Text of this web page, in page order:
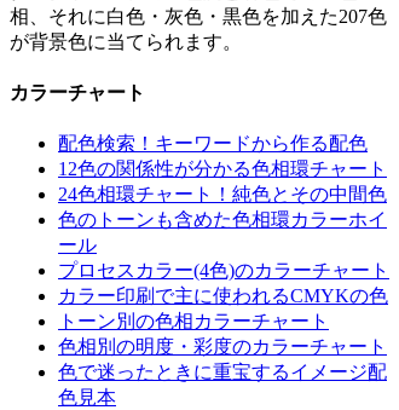
相、それに白色・灰色・黒色を加えた207色
が背景色に当てられます。
カラーチャート
配色検索！キーワードから作る配色
12色の関係性が分かる色相環チャート
24色相環チャート！純色とその中間色
色のトーンも含めた色相環カラーホイ
ール
プロセスカラー(4色)のカラーチャート
カラー印刷で主に使われるCMYKの色
トーン別の色相カラーチャート
色相別の明度・彩度のカラーチャート
色で迷ったときに重宝するイメージ配
色見本